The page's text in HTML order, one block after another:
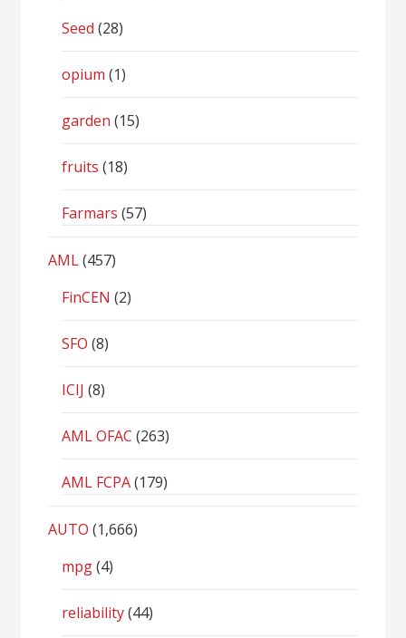
Seed (28)
opium (1)
garden (15)
fruits (18)
Farmars (57)
AML(457)
FinCEN (2)
SFO (8)
ICIJ (8)
AML OFAC (263)
AML FCPA(179)
AUTO (1,666)
mpg(4)
reliability(44)